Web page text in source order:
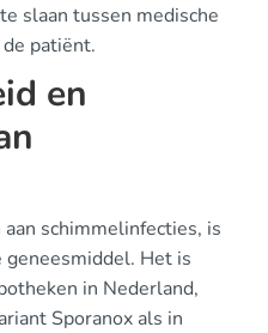
slaan tussen medische
patiënt.
en
schimmelinfecties, is
geneesmiddel. Het is
in Nederland,
Sporanox als in